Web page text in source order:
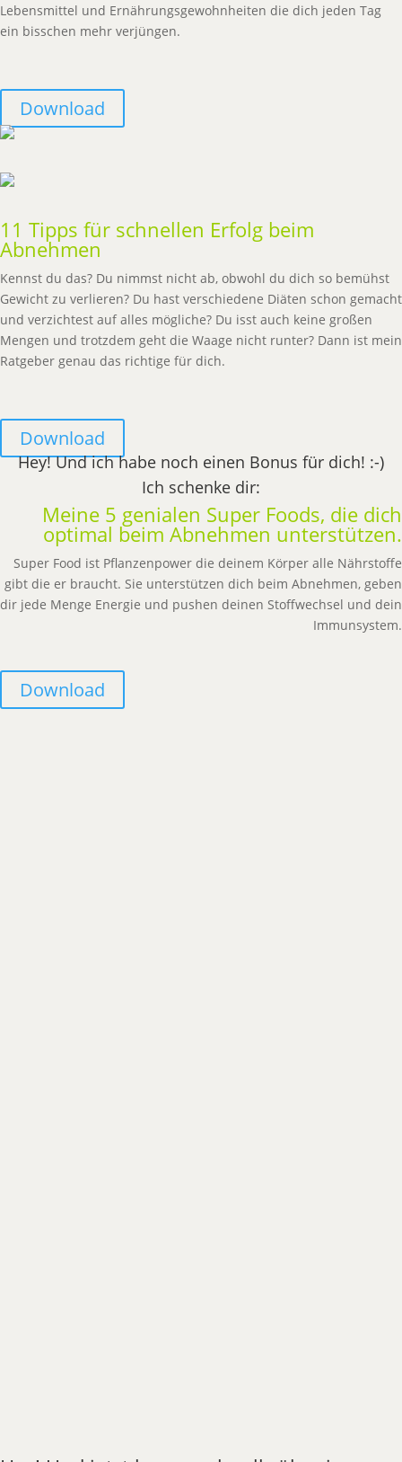
Lebensmittel und Ernährungsgewohnheiten die dich jeden Tag
ein bisschen mehr verjüngen.
Download
11 Tipps für schnellen Erfolg beim
Abnehmen
Kennst du das? Du nimmst nicht ab, obwohl du dich so bemühst
Gewicht zu verlieren? Du hast verschiedene Diäten schon gemacht
und verzichtest auf alles mögliche? Du isst auch keine großen
Mengen und trotzdem geht die Waage nicht runter? Dann ist mein
Ratgeber genau das richtige für dich.
Download
Hey! Und ich habe noch einen Bonus für dich! :-)
Ich schenke dir:
Meine 5 genialen Super Foods, die dich
optimal beim Abnehmen unterstützen.
Super Food ist Pflanzenpower die deinem Körper alle Nährstoffe
gibt die er braucht. Sie unterstützen dich beim Abnehmen, geben
dir jede Menge Energie und pushen deinen Stoffwechsel und dein
Immunsystem.
Download